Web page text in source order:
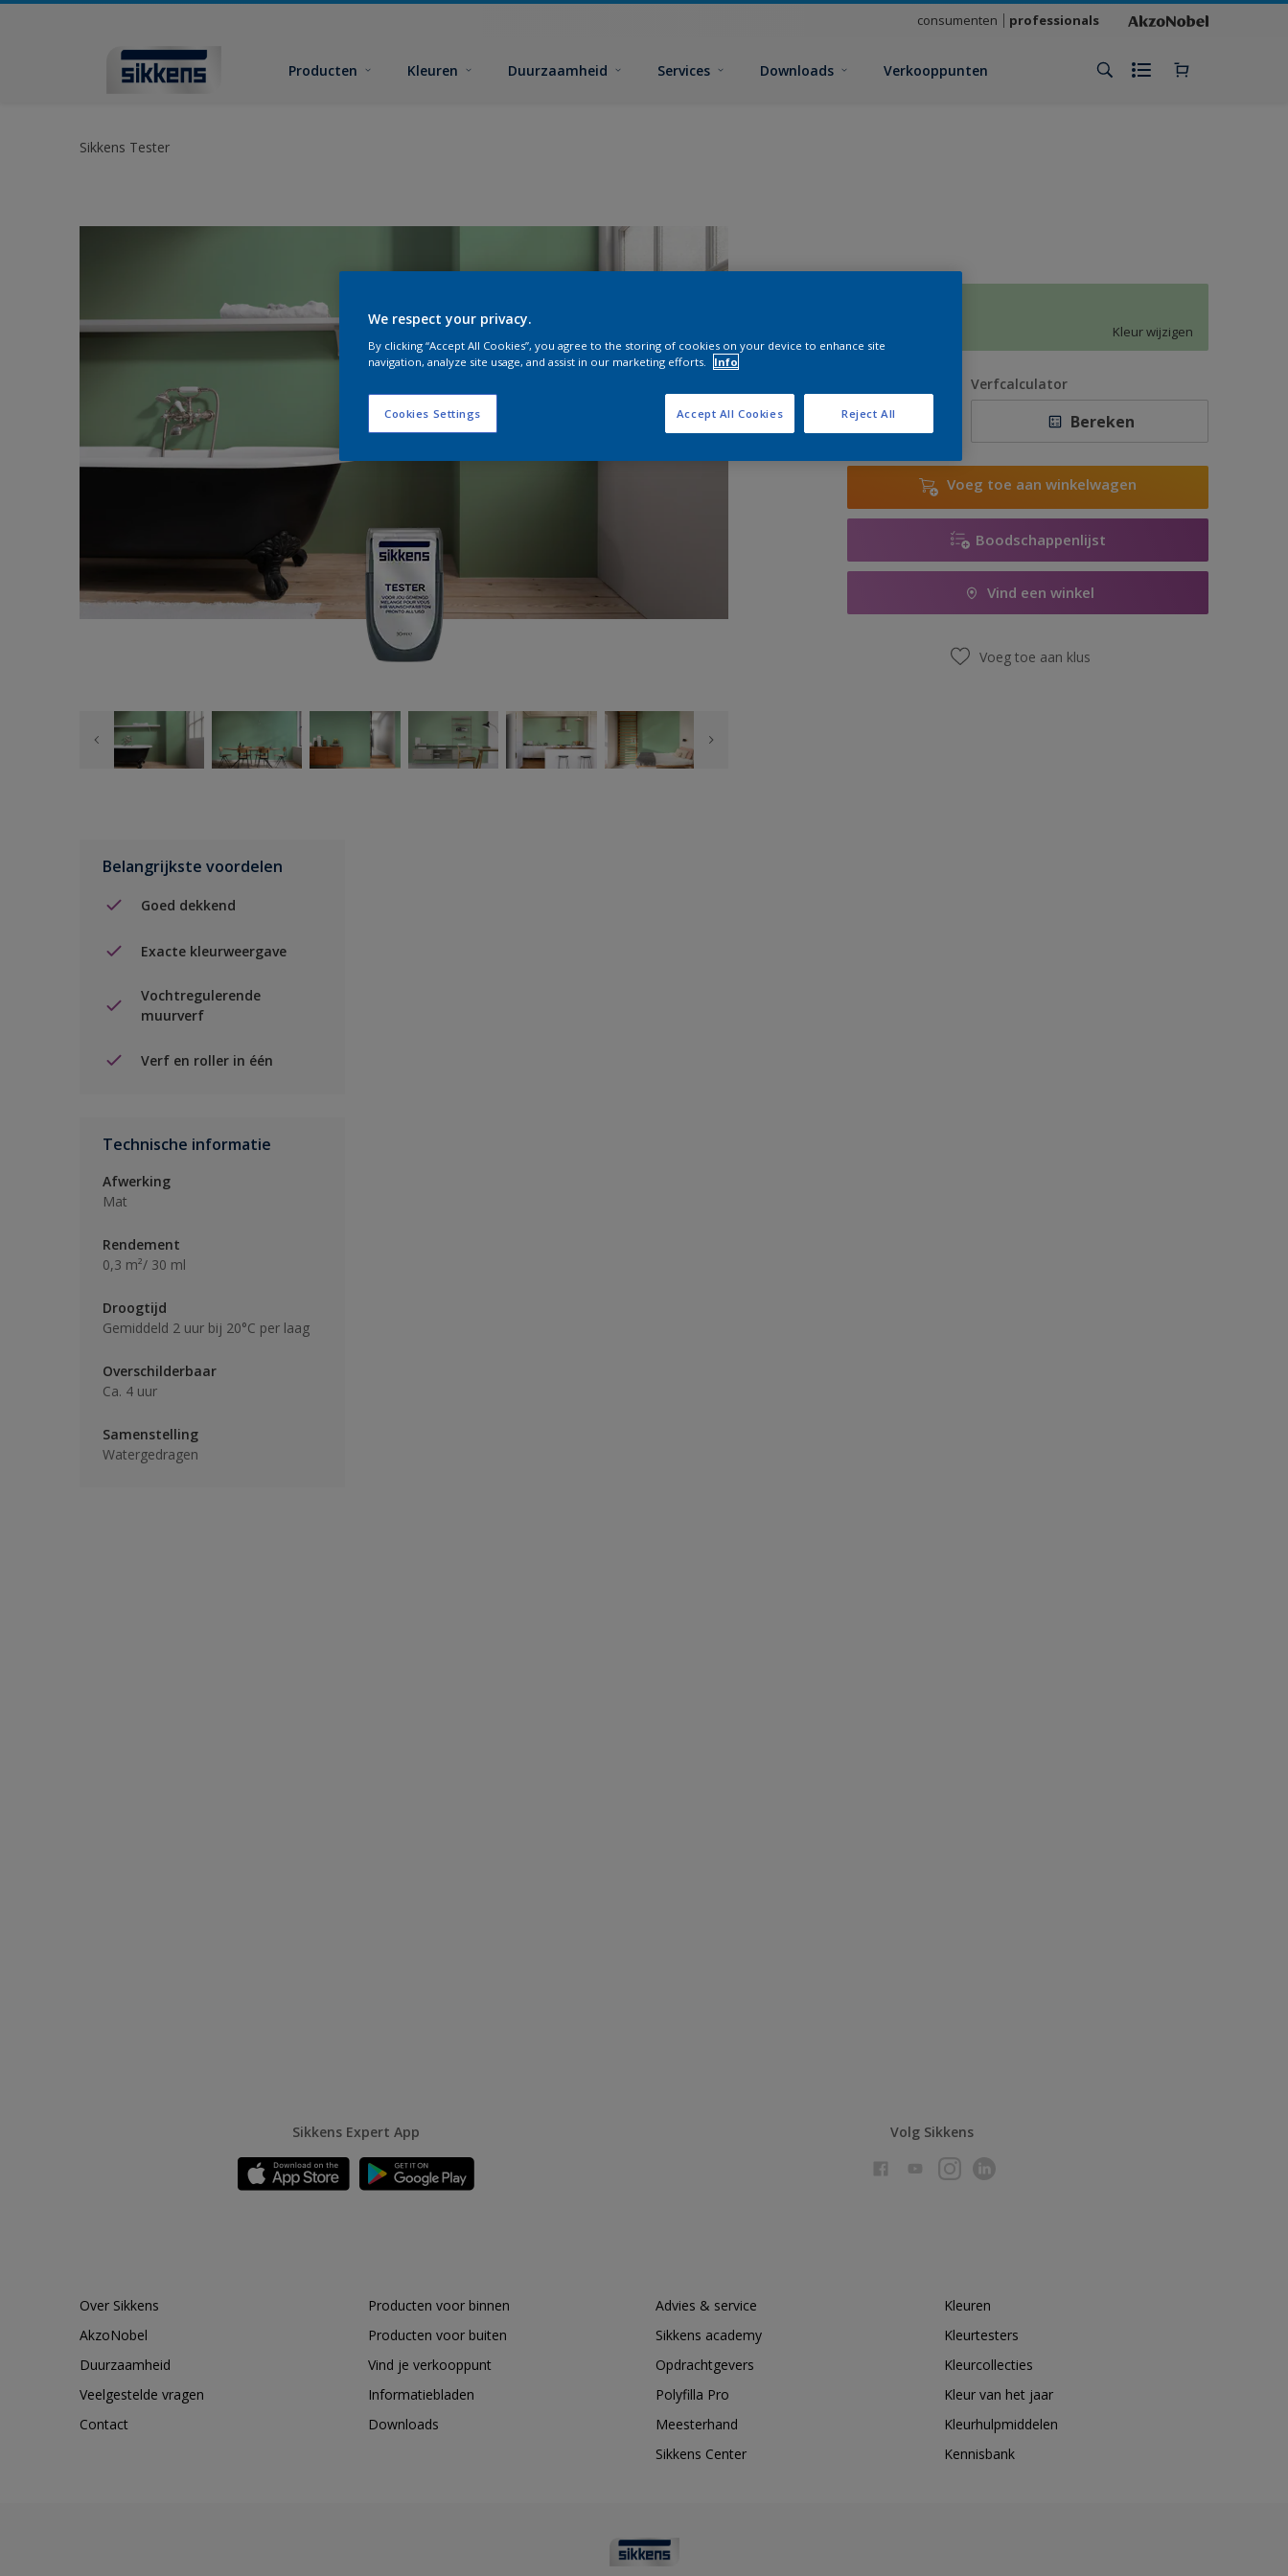
consumenten professionals
Producten Kleuren Duurzaamheid Services Downloads Verkooppunten
Sikkens Tester
Kleur wijzigen
Verfcalculator
Bereken
Voeg toe aan winkelwagen
Boodschappenlijst
Vind een winkel
Voeg toe aan klus
Belangrijkste voordelen
Goed dekkend
Exacte kleurweergave
Vochtregulerende
muurverf
Verf en roller in één
Technische informatie
Afwerking
Mat
Rendement
0,3 m²/ 30 ml
Droogtijd
Gemiddeld 2 uur bij 20°C per laag
Overschilderbaar
Ca. 4 uur
Samenstelling
Watergedragen
Sikkens Expert App Volg Sikkens
Over Sikkens
AkzoNobel
Duurzaamheid
Veelgestelde vragen
Contact
Producten voor binnen
Producten voor buiten
Vind je verkooppunt
Informatiebladen
Downloads
Advies & service
Sikkens academy
Opdrachtgevers
Polyfilla Pro
Meesterhand
Sikkens Center
Kleuren
Kleurtesters
Kleurcollecties
Kleur van het jaar
Kleurhulpmiddelen
Kennisbank
We respect your privacy.
By clicking “Accept All Cookies”, you agree to the storing of cookies on your device to enhance site
navigation, analyze site usage, and assist in our marketing efforts.
Info
Cookies Settings Reject All
Accept All Cookies